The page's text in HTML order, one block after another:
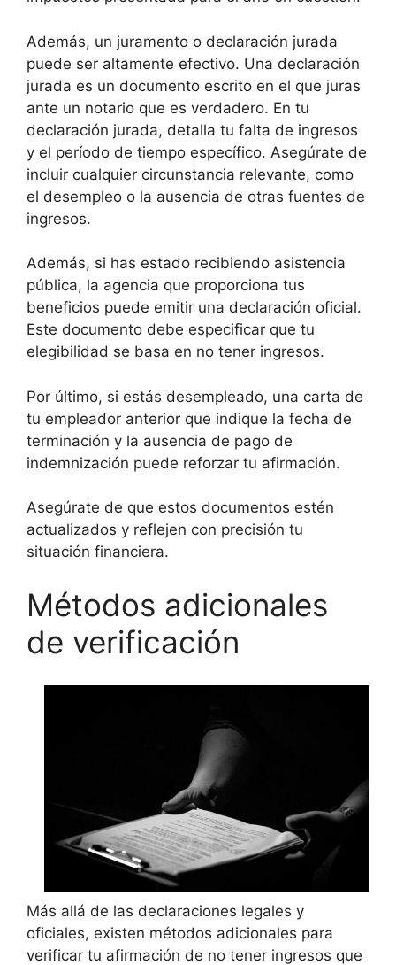
Además, un juramento o declaración jurada
puede ser altamente efectivo. Una declaración
jurada es un documento escrito en el que juras
ante un notario que es verdadero. En tu
declaración jurada, detalla tu falta de ingresos
y el período de tiempo específico. Asegúrate de
incluir cualquier circunstancia relevante, como
el desempleo o la ausencia de otras fuentes de
ingresos.
Además, si has estado recibiendo asistencia
pública, la agencia que proporciona tus
beneficios puede emitir una declaración oficial.
Este documento debe especificar que tu
elegibilidad se basa en no tener ingresos.
Por último, si estás desempleado, una carta de
tu empleador anterior que indique la fecha de
terminación y la ausencia de pago de
indemnización puede reforzar tu afirmación.
Asegúrate de que estos documentos estén
actualizados y reflejen con precisión tu
situación financiera.
Métodos adicionales
de verificación
Más allá de las declaraciones legales y
oficiales, existen métodos adicionales para
verificar tu afirmación de no tener ingresos que